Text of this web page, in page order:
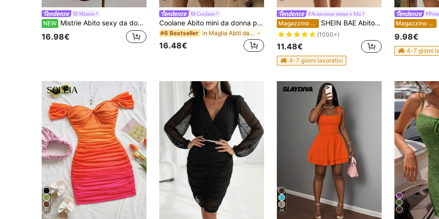
Mistrie
NEW Mistrie Abito sexy da donna a quadri plissettato con scollo all'americana per le vacanze
16.98€
Coolane
Coolane Abito mini da donna primavera/estate per concerti, feste, streetwear Y2K, vacanze, appuntamenti, casual, con pizzo, volant, scollo a V, all'americana e schiena scoperta
#6 Bestseller in Maglia Abiti da donna
16.48€
#Arancione tenue e blu
Magazzino EU SHEIN BAE Abito corto, mini, a-line, texture, con spalline annodate e schiena bassa, color rosa tinta unita, adatto alla primavera/estate per le donne
(1000+)
11.48€
4-7 giorni lavorativi
Magazzino EU
9.98€
4-7 giorni
17 26